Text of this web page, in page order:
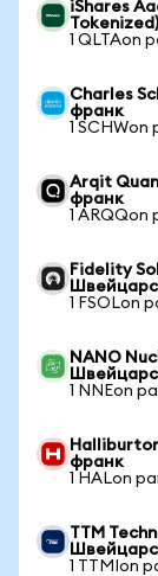
iShares
1 QLTAon
Charles
франк
1 SCHWon
Arqit
франк
1 ARQQon
Fidelity
1 FSOLon
NANO
1 NNEon
франк
1 HALon
TTM
1 TTMIon